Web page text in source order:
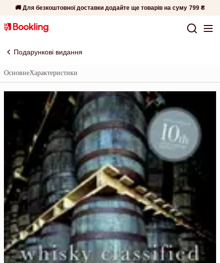
🚚 Для безкоштовної доставки додайте ще товарів на суму 799 ₴
Подарункові видання
ОсновнеХарактеристики